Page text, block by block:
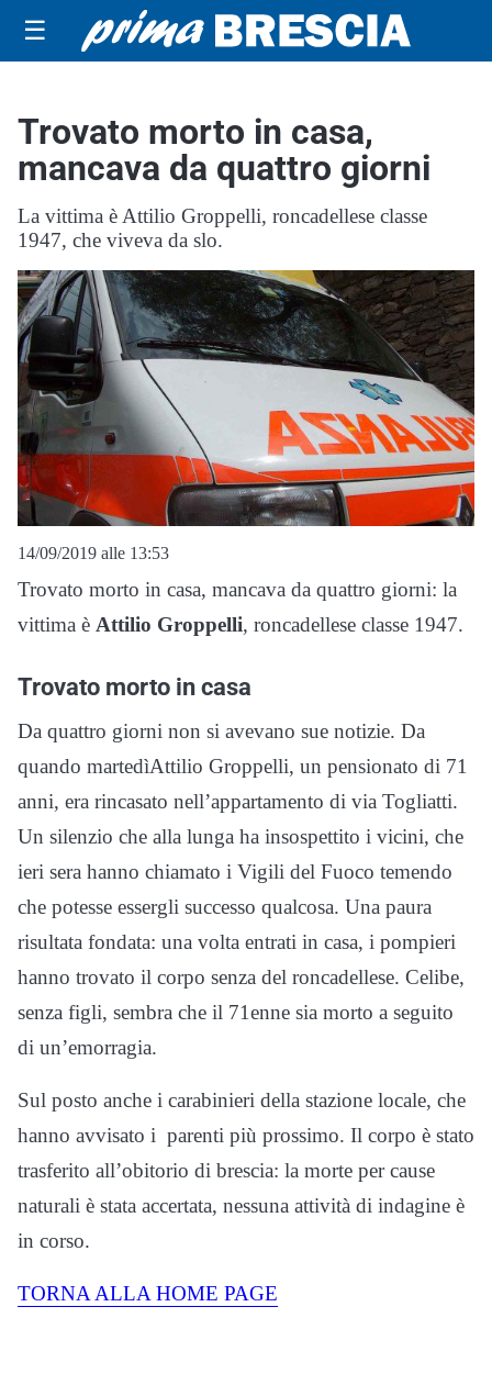
☰
Trovato morto in casa,
mancava da quattro giorni
La vittima è Attilio Groppelli, roncadellese classe
1947, che viveva da slo.
14/09/2019 alle 13:53
Trovato morto in casa, mancava da quattro giorni: la
vittima è Attilio Groppelli, roncadellese classe 1947.
Trovato morto in casa
Da quattro giorni non si avevano sue notizie. Da
quando martedìAttilio Groppelli, un pensionato di 71
anni, era rincasato nell’appartamento di via Togliatti.
Un silenzio che alla lunga ha insospettito i vicini, che
ieri sera hanno chiamato i Vigili del Fuoco temendo
che potesse essergli successo qualcosa. Una paura
risultata fondata: una volta entrati in casa, i pompieri
hanno trovato il corpo senza del roncadellese. Celibe,
senza figli, sembra che il 71enne sia morto a seguito
di un’emorragia.
Sul posto anche i carabinieri della stazione locale, che
hanno avvisato i parenti più prossimo. Il corpo è stato
trasferito all’obitorio di brescia: la morte per cause
naturali è stata accertata, nessuna attività di indagine è
in corso.
TORNA ALLA HOME PAGE